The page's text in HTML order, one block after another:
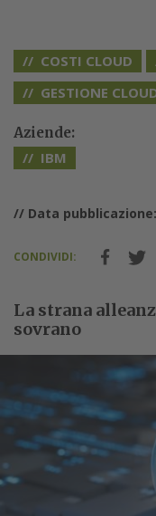
COSTI CLOUD
GESTIONE
Aziende:
IBM
// Data pubblicazione:
CONDIVIDI:
La strana
sovrano